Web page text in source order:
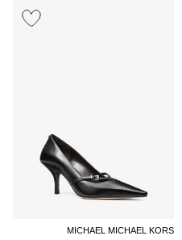
MICHAEL MICHAEL KORS